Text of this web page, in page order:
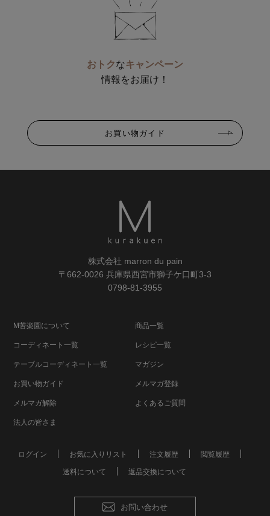
おトクなキャンペーン
情報をお届け！
お買い物ガイド
株式会社 marron du pain
〒662-0026 兵庫県西宮市獅子ケ口町3-3
0798-81-3955
M苦楽園について 商品一覧
コーディネート一覧 レシピ一覧
テーブルコーディネート一覧 マガジン
お買い物ガイド メルマガ登録
メルマガ解除 よくあるご質問
法人の皆さま
ログイン お気に入りリスト 注文履歴 閲覧履歴
送料について 返品交換について
お問い合わせ